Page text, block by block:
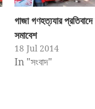
গাজা গণহত্য্যার
সমাবেশ
18 Jul 2014
In "সংবাদ"